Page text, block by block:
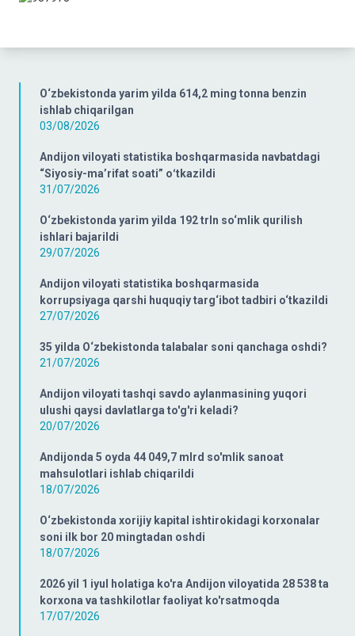
O‘zbekistonda yarim yilda 614,2 ming tonna benzin
ishlab chiqarilgan
03/08/2026
Andijon viloyati statistika boshqarmasida navbatdagi
“Siyosiy-ma’rifat soati” oʻtkazildi
31/07/2026
O‘zbekistonda yarim yilda 192 trln so‘mlik qurilish
ishlari bajarildi
29/07/2026
Andijon viloyati statistika boshqarmasida
korrupsiyaga qarshi huquqiy targ‘ibot tadbiri o‘tkazildi
27/07/2026
35 yilda O‘zbekistonda talabalar soni qanchaga oshdi?
21/07/2026
Andijon viloyati tashqi savdo aylanmasining yuqori
ulushi qaysi davlatlarga to'g'ri keladi?
20/07/2026
Andijonda 5 oyda 44 049,7 mlrd so'mlik sanoat
mahsulotlari ishlab chiqarildi
18/07/2026
O‘zbekistonda xorijiy kapital ishtirokidagi korxonalar
soni ilk bor 20 mingtadan oshdi
18/07/2026
2026 yil 1 iyul holatiga ko'ra Andijon viloyatida 28 538 ta
korxona va tashkilotlar faoliyat ko'rsatmoqda
17/07/2026